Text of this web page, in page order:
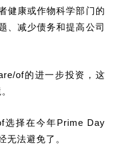
健康或作物科学部门的
、减少债务和提高公司
of的进一步投资，这
选择在今年Prime Day
无法避免了。